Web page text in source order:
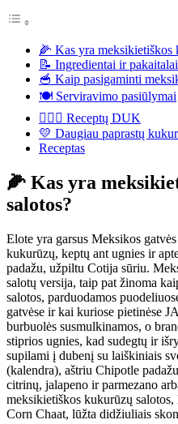
🌽 Kas yra meksikietiškos
📝 Ingredientai ir pakaitalai
🥣 Kaip pasigaminti
🍽️ Serviravimo pasiūlymai
🙋🏼‍♀️ Receptų DUK
💛 Daugiau paprastų
Receptas
🌽 Kas yra
salotos?
Elote yra garsus Meksikos
kukurūzų, keptų ant ugnies ir
padažu, užpiltu Cotija sūriu.
salotų versija, taip pat žinoma
salotos, parduodamos
gatvėse ir kai kuriose pietinėse
burbuolės susmulkinamos, o
stiprios ugnies, kad sudegtų ir
supilami į dubenį su laiškiniais
(kalendra), aštriu Chipotle
citrinų, jalapeno ir parmezano
meksikietiškos kukurūzų
Corn Chaat, lūžta didžiuliais